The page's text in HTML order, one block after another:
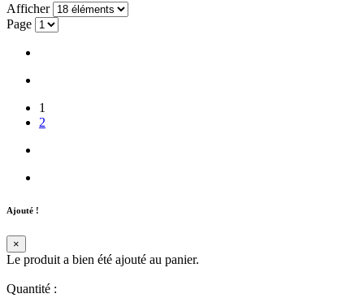
Afficher
Page
1
2
Ajouté !
×
Le produit a bien été ajouté au panier.
Quantité :